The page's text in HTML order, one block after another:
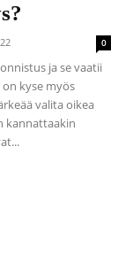
0
ja se vaatii
kyse myös
valita oikea
kannattaakin